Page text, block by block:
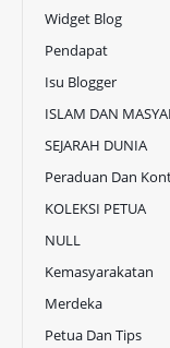
Widget Blog
Pendapat
Isu Blogger
ISLAM DAN
SEJARAH DUNIA
Peraduan Dan
KOLEKSI PETUA
NULL
Kemasyarakatan
Merdeka
Petua Dan Tips